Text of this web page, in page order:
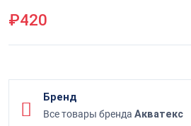
₽420
Бренд
Все товары бренда Акватекс